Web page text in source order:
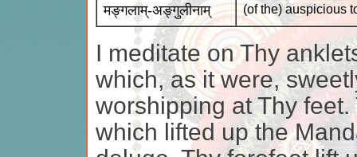
मङ्गलाम्-अङ्गुलीनाम् (of the) auspicious
I meditate on Thy
which, as it were,
worshipping at Thy
which lifted up the